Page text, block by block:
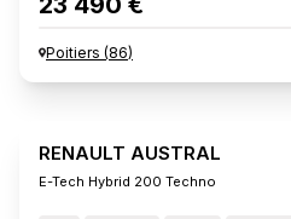
Poitiers (86)
RENAULT AUSTRAL
E-Tech Hybrid 200 Techno